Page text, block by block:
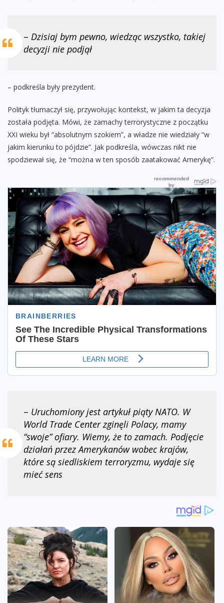
– Dzisiaj bym pewno, wiedząc wszystko, takiej
decyzji nie podjął
– podkreśla były prezydent.
Polityk tłumaczył się, przywołując kontekst, w jakim ta decyzja
została podjęta. Mówi, że zamachy terrorystyczne z początku
XXI wieku był “absolutnym szokiem”, a władze nie wiedziały “w
jakim kierunku to pójdzie”. Jak podkreśla, wówczas nikt nie
spodziewał się, że “można w ten sposób zaatakować Amerykę”.
– Uruchomiony jest artykuł piąty NATO. W
World Trade Center zginęli Polacy, mamy
“swoje” ofiary. Wiemy, że to zamach. Podjęcie
działań przez Amerykanów wobec krajów,
które są siedliskiem terroryzmu, wydaje się
mieć sens